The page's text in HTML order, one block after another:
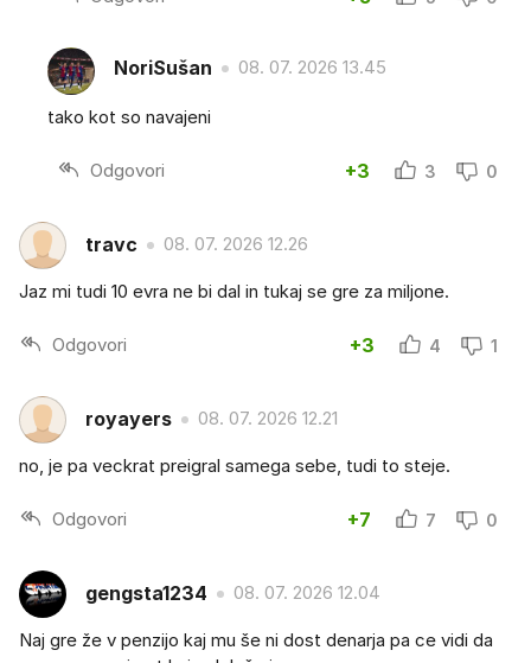
NoriSušan 08. 07. 2026 13.45
tako kot so navajeni
Odgovori +3 3 0
travc 08. 07. 2026 12.26
Jaz mi tudi 10 evra ne bi dal in tukaj se gre za miljone.
Odgovori +3 4 1
royayers 08. 07. 2026 12.21
no, je pa veckrat preigral samega sebe, tudi to steje.
Odgovori +7 7 0
gengsta1234 08. 07. 2026 12.04
Naj gre že v penzijo kaj mu še ni dost denarja pa ce vidi da